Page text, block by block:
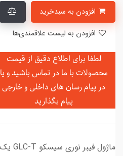
لطفا برای اطلاع دقیق از قیمت
محصولات با ما در تماس باشید و یا
در پیام رسان های داخلی و خارجی
پیام بگذارید